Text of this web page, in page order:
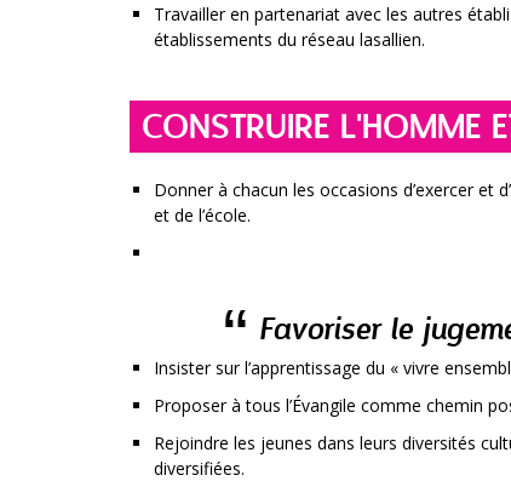
Travailler en partenariat avec les autres
établissements du réseau lasallien.
CONSTRUIRE L'HOMME
Donner à chacun les occasions d’exercer et
et de l’école.
Favoriser le
Insister sur l’apprentissage du « vivre
Proposer à tous l’Évangile comme chemin
Rejoindre les jeunes dans leurs diversités
diversifiées.